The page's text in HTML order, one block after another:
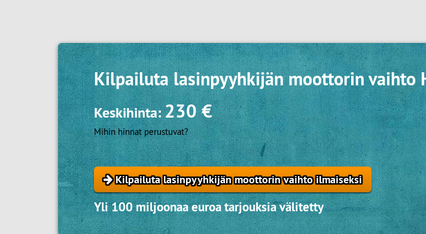
Kilpailutalasinpyyhkijän moottorin vaihto
Keskihinta: 230 €
Mihin hinnat perustuvat?
Kilpailuta lasinpyyhkijän moottorin vaihto ilmaiseksi
Yli 100 miljoonaa euroa tarjouksia välitetty